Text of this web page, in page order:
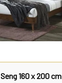
Seng 160 x 200 cm